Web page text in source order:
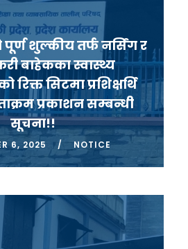
पूर्ण शुल्कीय तर्फ नर्सिंग र
बाहेकका स्वास्थ्य
रिक्त सिटमा प्रशिक्षर्थि
प्रकाशन सम्बन्धी
सूचना!!
6, 2025 NOTICE